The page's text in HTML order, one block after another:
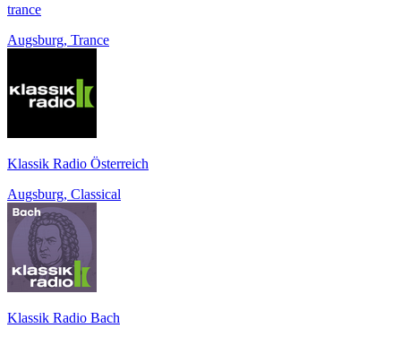
trance
Augsburg, Trance
Klassik Radio Österreich
Augsburg, Classical
Klassik Radio Bach